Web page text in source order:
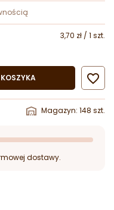
3,70 zł / 1 szt.

Magazyn: 148 szt.
dostawy.